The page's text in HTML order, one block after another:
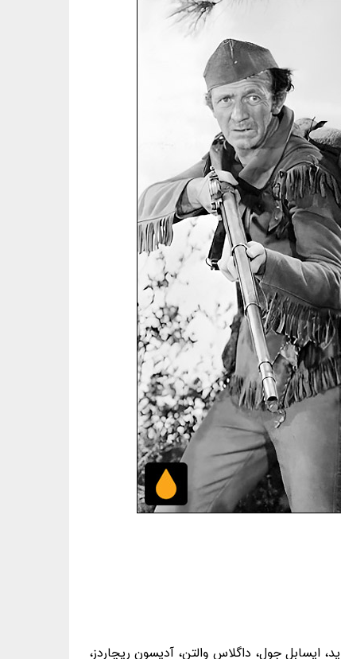
ایسابل جول، داگلاس والتن، آدیسون ریچاردز،